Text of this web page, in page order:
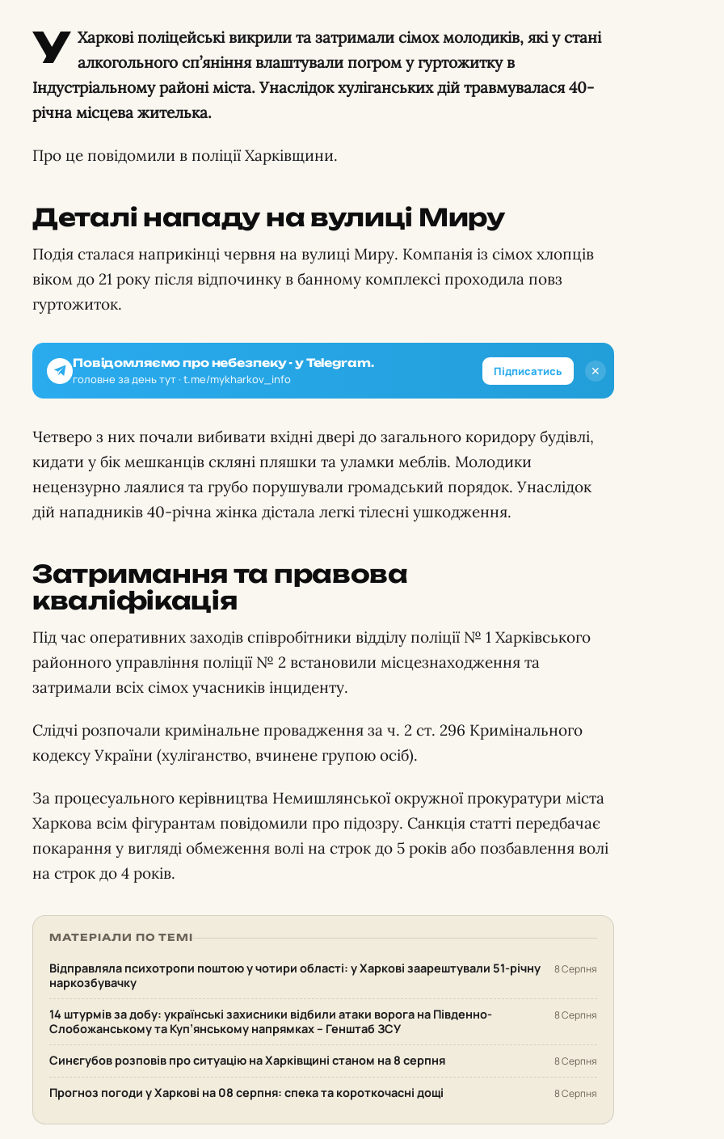
У Харкові поліцейські викрили та затримали сімох молодиків, які у стані
алкогольного сп’яніння влаштували погром у гуртожитку в
Індустріальному районі міста. Унаслідок хуліганських дій травмувалася 40-
річна місцева жителька.
Про це повідомили в поліції Харківщини.
Деталі нападу на вулиці Миру
Подія сталася наприкінці червня на вулиці Миру. Компанія із сімох хлопців
віком до 21 року після відпочинку в банному комплексі проходила повз
гуртожиток.
✕
Повідомляємо про небезпеку - у Telegram.
головне за день тут · t.me/mykharkov_info
Підписатись
Четверо з них почали вибивати вхідні двері до загального коридору будівлі,
кидати у бік мешканців скляні пляшки та уламки меблів. Молодики
нецензурно лаялися та грубо порушували громадський порядок. Унаслідок
дій нападників 40-річна жінка дістала легкі тілесні ушкодження.
Затримання та правова
кваліфікація
Під час оперативних заходів співробітники відділу поліції № 1 Харківського
районного управління поліції № 2 встановили місцезнаходження та
затримали всіх сімох учасників інциденту.
Слідчі розпочали кримінальне провадження за ч. 2 ст. 296 Кримінального
кодексу України (хуліганство, вчинене групою осіб).
За процесуального керівництва Немишлянської окружної прокуратури міста
Харкова всім фігурантам повідомили про підозру. Санкція статті передбачає
покарання у вигляді обмеження волі на строк до 5 років або позбавлення волі
на строк до 4 років.
МАТЕРІАЛИ ПО ТЕМІ
Відправляла психотропи поштою у чотири області: у Харкові заарештували 51-річну
наркозбувачку
8 Серпня
14 штурмів за добу: українські захисники відбили атаки ворога на Південно-
Слобожанському та Куп’янському напрямках – Генштаб ЗСУ
8 Серпня
Синєгубов розповів про ситуацію на Харківщині станом на 8 серпня 8 Серпня
Прогноз погоди у Харкові на 08 серпня: спека та короткочасні дощі 8 Серпня